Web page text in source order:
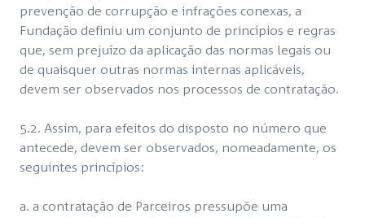
prevenção de corrupção e infrações conexas, a
Fundação definiu um conjunto de princípios e regras
que, sem prejuízo da aplicação das normas legais ou
de quaisquer outras normas internas aplicáveis,
devem ser observados nos processos de contratação.
5.2. Assim, para efeitos do disposto no número que
antecede, devem ser observados, nomeadamente, os
seguintes princípios:
a. a contratação de Parceiros pressupõe uma